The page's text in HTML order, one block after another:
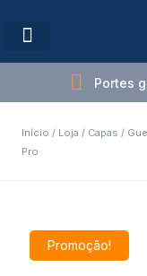
Portes
Início / Loja / Capas /
Pro
Promoção!